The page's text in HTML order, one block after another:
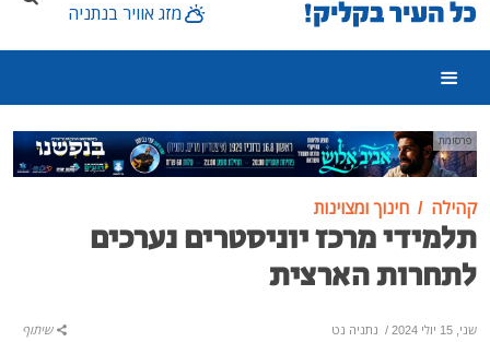
מזג אוויר בנתניה
פרסומת
קהילה חינוך ומצוינות
תלמידי מרכז יוניסטרים נערכים
לתחרות הארצית
שני, 15 יולי 2024 / נתניה נט שיתוף